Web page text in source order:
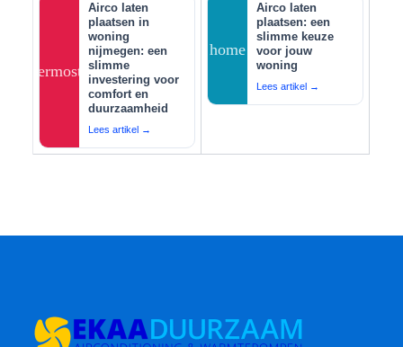
thermostat
Airco laten
plaatsen in
woning
nijmegen: een
slimme
investering voor
comfort en
duurzaamheid
Lees artikel →
home
Airco laten
plaatsen: een
slimme keuze
voor jouw
woning
Lees artikel →